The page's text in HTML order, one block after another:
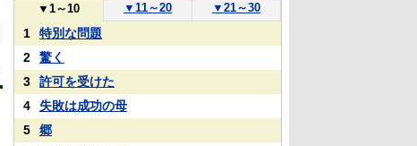
▼ 1～10 ▼ 11～20 ▼ 21～30
1
特別な問題
2
驚く
3
許可を受けた
4
失敗は成功の母
5
郷